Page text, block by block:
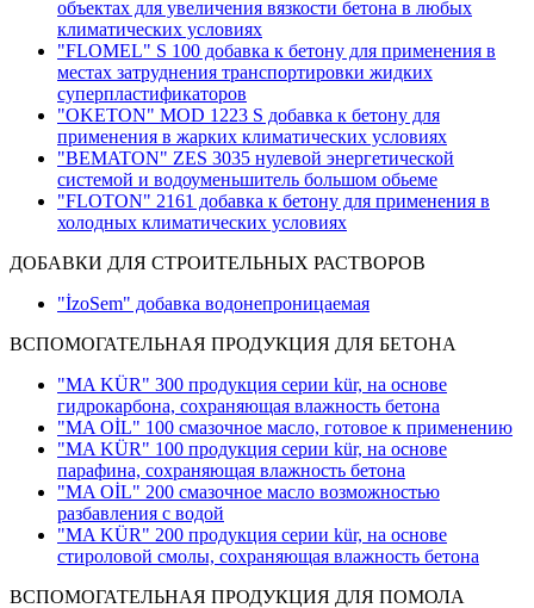
объектах для увеличения вязкости бетона в любых
климатических условиях
"FLOMEL" S 100 добавка к бетону для применения в
местах затруднения транспортировки жидких
суперпластификаторов
"OKETON" MOD 1223 S добавка к бетону для
применения в жарких климатических условиях
"BEMATON" ZES 3035 нулевой энергетической
системой и водоуменьшитель большом обьеме
"FLOTON" 2161 добавка к бетону для применения в
холодных климатических условиях
ДОБАВКИ ДЛЯ СТРОИТЕЛЬНЫХ РАСТВОРОВ
"İzoSem" добавка водонепроницаемая
ВСПОМОГАТЕЛЬНАЯ ПРОДУКЦИЯ ДЛЯ БЕТОНА
"MA KÜR" 300 продукция серии kür, на основе
гидрокарбона, сохраняющая влажность бетона
"MA OİL" 100 смазочное масло, готовое к применению
"MA KÜR" 100 продукция серии kür, на основе
парафина, сохраняющая влажность бетона
"MA OİL" 200 смазочное масло возможностью
разбавления с водой
"MA KÜR" 200 продукция серии kür, на основе
стироловой смолы, сохраняющая влажность бетона
ВСПОМОГАТЕЛЬНАЯ ПРОДУКЦИЯ ДЛЯ ПОМОЛА